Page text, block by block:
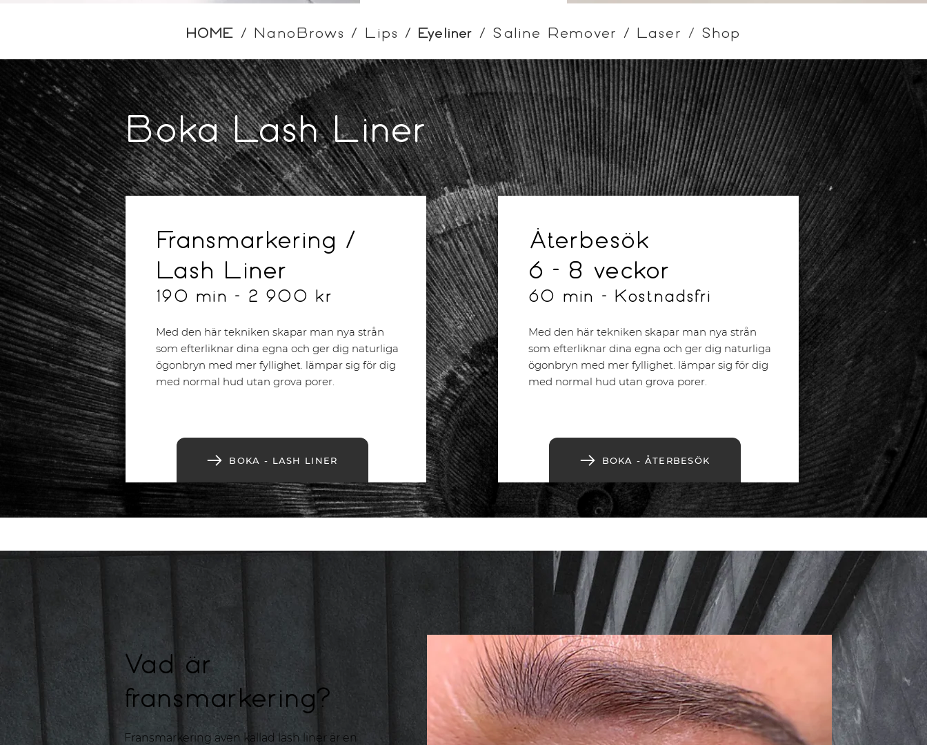
HOME / NanoBrows / Lips / Eyeliner / Saline Remover / Laser / Shop
Boka Lash Liner
Fransmarkering /
Lash Liner
190 min - 2 900 kr
Med den här tekniken skapar man nya strån
som efterliknar dina egna och ger dig naturliga
ögonbryn med mer fyllighet. lämpar sig för dig
med normal hud utan grova porer.
BOKA - LASH LINER
Återbesök
6 - 8 veckor
60 min - Kostnadsfri
Med den här tekniken skapar man nya strån
som efterliknar dina egna och ger dig naturliga
ögonbryn med mer fyllighet. lämpar sig för dig
med normal hud utan grova porer.
BOKA - ÅTERBESÖK
Vad är
fransmarkering?
Fransmarkering även kallad lash liner är en